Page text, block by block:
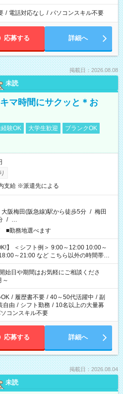
/ 電話対応なし / パソコンスキル不要
応募する 詳細へ
掲載日：2026.08.08
未読
マ時間にサクッと＊お
験OK 大学生歓迎
ブランクOK
支給 ※派遣先による
大阪梅田(阪急線)駅から徒歩5分 / 梅田
/ …
■勤務地選べます
10:00～
ど こちら以外の時間帯も
い！
日や期間はお気軽にご相談くださ
OK / 履歴書不要 / 40～50代活躍中 / 副
自由 / シフト勤務 / 10名以上の大量募
コンスキル不要
応募する 詳細へ
掲載日：2026.08.04
未読